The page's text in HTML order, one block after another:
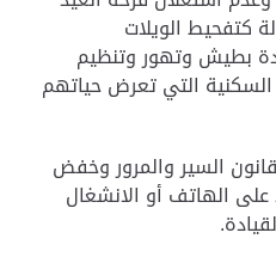
كتفحيط الويلات
بطيش وتهور وتنظيم
التي تعرض حياتهم
السير والمرور وخفض
على الهاتف أو الانشغال